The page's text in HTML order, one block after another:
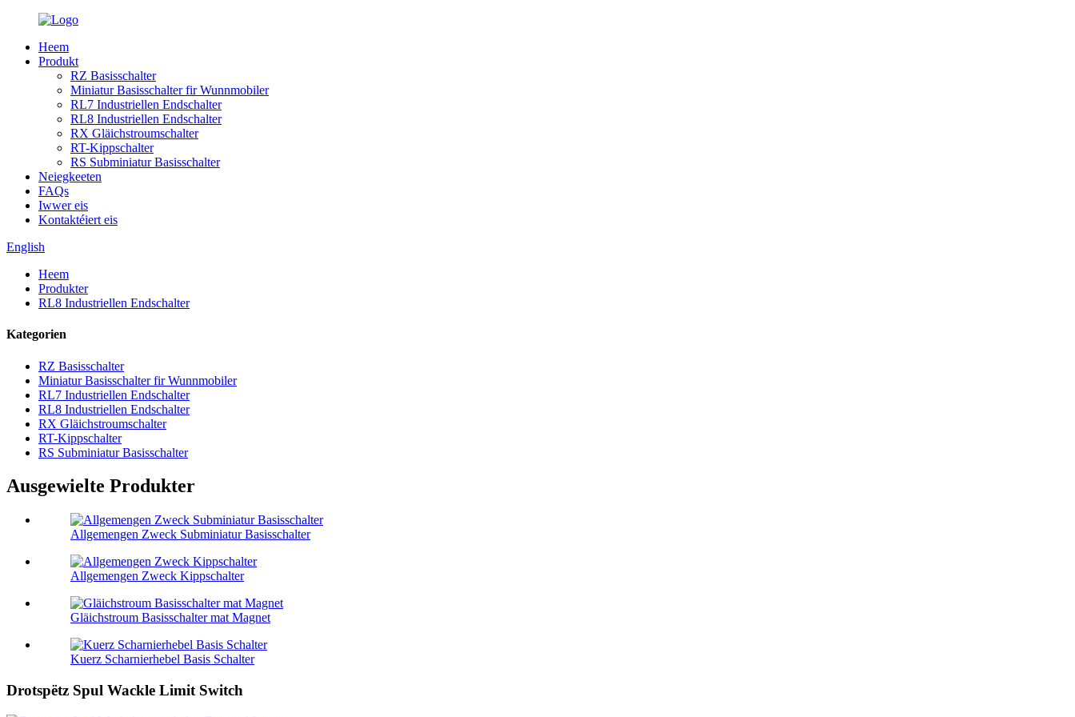
Heem
Produkt
RZ Basisschalter
Miniatur Basisschalter fir Wunnmobiler
RL7 Industriellen Endschalter
RL8 Industriellen Endschalter
RX Gläichstroumschalter
RT-Kippschalter
RS Subminiatur Basisschalter
Neiegkeeten
FAQs
Iwwer eis
Kontaktéiert eis
English
Heem
Produkter
RL8 Industriellen Endschalter
Kategorien
RZ Basisschalter
Miniatur Basisschalter fir Wunnmobiler
RL7 Industriellen Endschalter
RL8 Industriellen Endschalter
RX Gläichstroumschalter
RT-Kippschalter
RS Subminiatur Basisschalter
Ausgewielte Produkter
Allgemengen Zweck Subminiatur Basisschalter
Allgemengen Zweck Kippschalter
Gläichstroum Basisschalter mat Magnet
Kuerz Scharnierhebel Basis Schalter
Drotspëtz Spul Wackle Limit Switch